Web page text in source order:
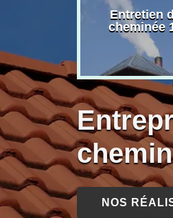
Entretien
cheminée
NOS